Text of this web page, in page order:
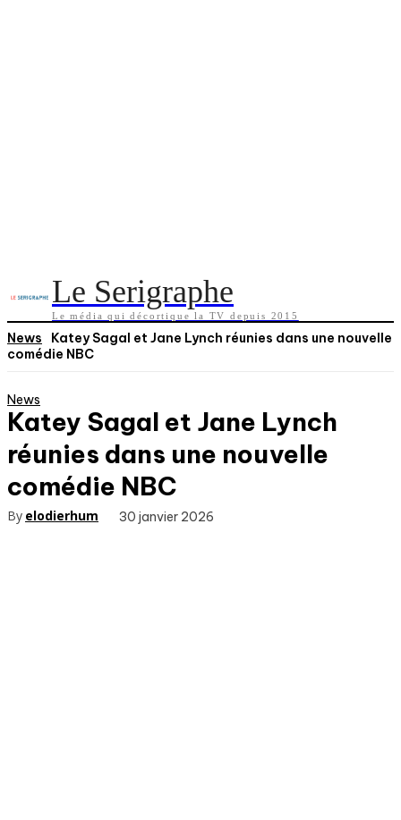
Le Serigraphe
Le média qui décortique la TV depuis 2015
News
Katey Sagal et Jane Lynch réunies dans une nouvelle
comédie NBC
News
Katey Sagal et Jane Lynch
réunies dans une nouvelle
comédie NBC
By elodierhum 30 janvier 2026